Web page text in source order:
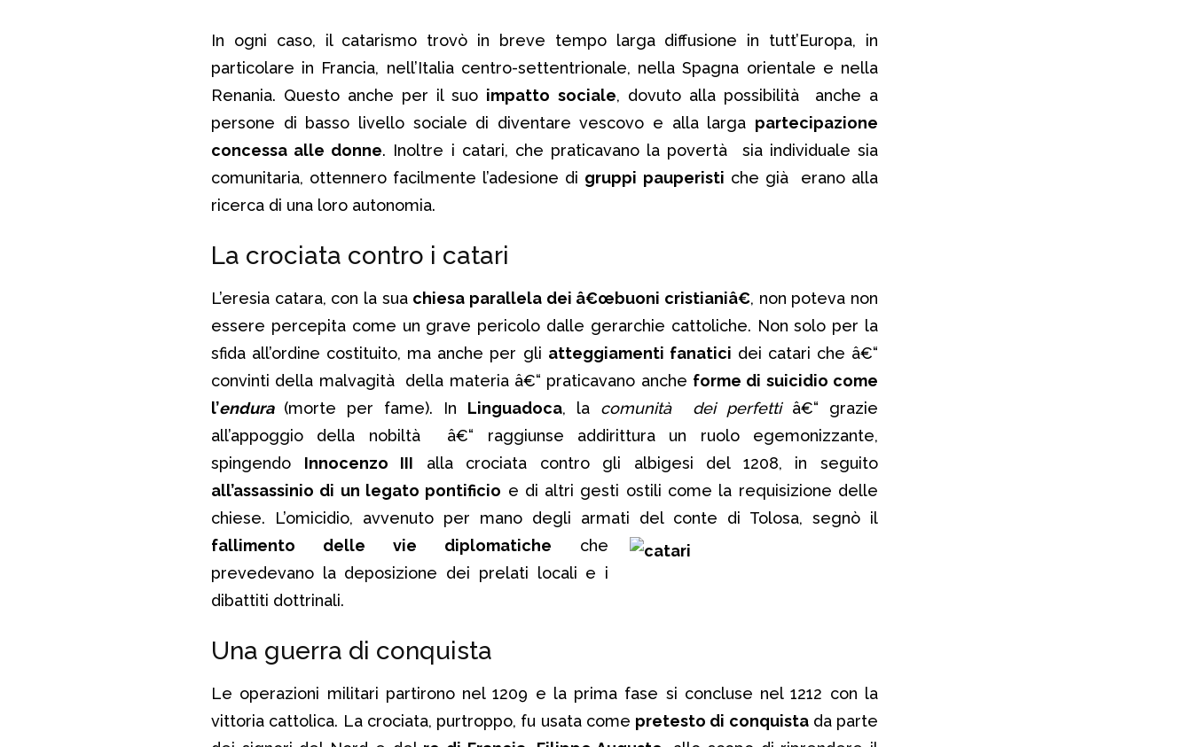
In ogni caso, il catarismo trovò in breve tempo larga diffusione in tutt’Europa, in
particolare in Francia, nell’Italia centro-settentrionale, nella Spagna orientale e nella
Renania. Questo anche per il suo impatto sociale, dovuto alla possibilità anche a
persone di basso livello sociale di diventare vescovo e alla larga partecipazione
concessa alle donne. Inoltre i catari, che praticavano la povertà sia individuale sia
comunitaria, ottennero facilmente l’adesione di gruppi pauperisti che già erano alla
ricerca di una loro autonomia.
La crociata contro i catari
L’eresia catara, con la sua chiesa parallela dei â€œbuoni cristianiâ€, non poteva non
essere percepita come un grave pericolo dalle gerarchie cattoliche. Non solo per la
sfida all’ordine costituito, ma anche per gli atteggiamenti fanatici dei catari che â€“
convinti della malvagità della materia â€“ praticavano anche forme di suicidio come
l’endura (morte per fame). In Linguadoca, la comunità dei perfettiâ€“ grazie
all’appoggio della nobiltà â€“ raggiunse addirittura un ruolo egemonizzante,
spingendo Innocenzo III alla crociata contro gli albigesi del 1208, in seguito
all’assassinio di un legato pontificio e di altri gesti ostili come la requisizione delle
chiese. L’omicidio, avvenuto per mano degli armati del conte di Tolosa, segnò il
fallimento delle vie diplomatiche che
prevedevano la deposizione dei prelati locali e i
dibattiti dottrinali.
Una guerra di conquista
Le operazioni militari partirono nel 1209 e la prima fase si concluse nel 1212 con la
vittoria cattolica. La crociata, purtroppo, fu usata come pretesto di conquistada parte